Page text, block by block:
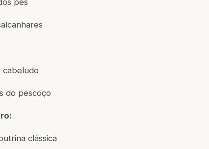
pés
cabeludo
do pescoço
clássica